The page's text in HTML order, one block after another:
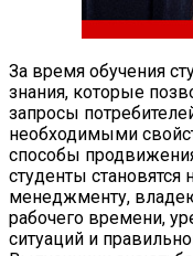
За время обучения
знания, которые
запросы
необходимыми
способы
студенты
менеджменту,
рабочего времени,
ситуаций и